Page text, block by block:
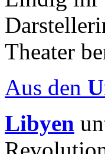
Theater
Aus den
Libyen